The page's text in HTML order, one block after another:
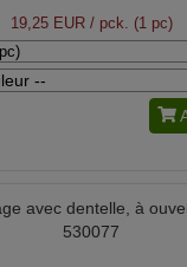
19,25 EUR/ pck. (1 pc)
avec dentelle, à
530077